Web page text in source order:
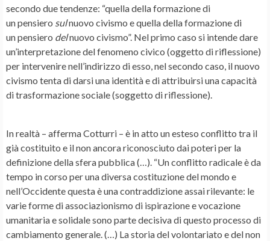
secondo due tendenze: “quella della formazione di
un pensiero sulnuovo civismo e quella della formazione di
un pensiero delnuovo civismo”. Nel primo caso si intende dare
un’interpretazione del fenomeno civico (oggetto di riflessione)
per intervenire nell’indirizzo di esso, nel secondo caso, il nuovo
civismo tenta di darsi una identità e di attribuirsi una capacità
di trasformazione sociale (soggetto di riflessione).
In realtà – afferma Cotturri – è in atto un esteso conflitto tra il
già costituito e il non ancora riconosciuto dai poteri per la
definizione della sfera pubblica (…). “Un conflitto radicale è da
tempo in corso per una diversa costituzione del mondo e
nell’Occidente questa è una contraddizione assai rilevante: le
varie forme di associazionismo di ispirazione e vocazione
umanitaria e solidale sono parte decisiva di questo processo di
cambiamento generale. (…) La storia del volontariato e del non